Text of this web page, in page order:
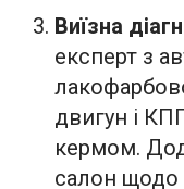
Виїзна
експерт з
двигун і
кермом.
салон щодо